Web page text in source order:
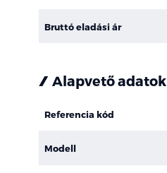
Bruttó eladási ár
Alapvető adatok
Referencia kód
Modell